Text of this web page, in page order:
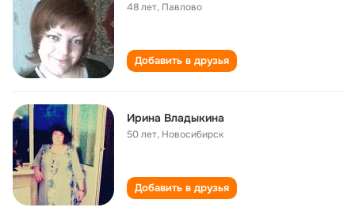
48 лет, Павлово
Добавить в друзья
Ирина Владыкина
50 лет, Новосибирск
Добавить в друзья